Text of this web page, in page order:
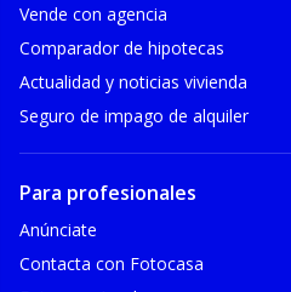
Vende con agencia
Comparador de hipotecas
Actualidad y noticias vivienda
Seguro de impago de alquiler
Para profesionales
Anúnciate
Contacta con Fotocasa